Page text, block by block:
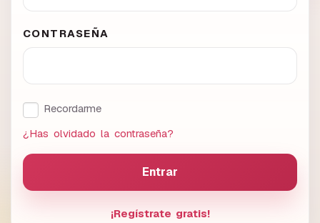
CONTRASEÑA
Recordarme
¿Has olvidado la contraseña?
¡Regístrate gratis!